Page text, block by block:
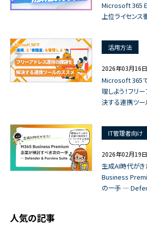
Microsoft 365
上位ライセンス
活用方法
2026年03月16日
Microsoft 365で
理しよう！フリ
決する連携ツー
IT管理者向け
2026年02月19日
生成AI時代が
Business
の一手 ―
人気の記事